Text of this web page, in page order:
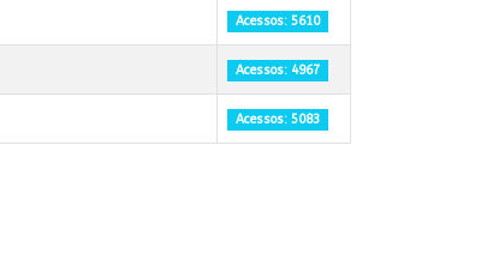
Acessos: 5610
Acessos: 4967
Acessos: 5083